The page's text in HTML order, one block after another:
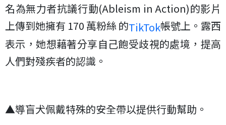
名為無力者抗議行動(Ableism in Action)的影片
上傳到她擁有 170 萬粉絲 的TikTok帳號上。露西
表示，她想藉著分享自己飽受歧視的處境，提高
人們對殘疾者的認識。
▲導盲犬佩戴特殊的安全帶以提供行動幫助。